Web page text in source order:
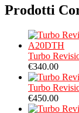
Prodotti
Turbo
€340.00
Turbo
€450.00